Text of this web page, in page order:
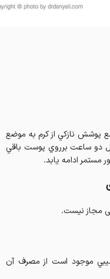
نازكي از کرم به موضع
دو ساعت برروي پوست باقي
مجاز نیست.
موجود است از مصرف آن